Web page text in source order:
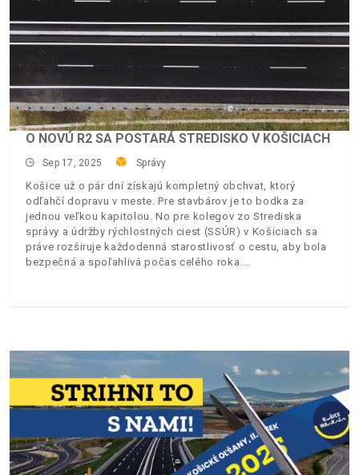
O NOVÚ R2 SA POSTARÁ STREDISKO V KOŠICIACH
Sep 17, 2025 Správy
Košice už o pár dní získajú kompletný obchvat, ktorý
odľahčí dopravu v meste. Pre stavbárov je to bodka za
jednou veľkou kapitolou. No pre kolegov zo Strediska
správy a údržby rýchlostných ciest (SSÚR) v Košiciach sa
práve rozširuje každodenná starostlivosť o cestu, aby bola
bezpečná a spoľahlivá počas celého roka.